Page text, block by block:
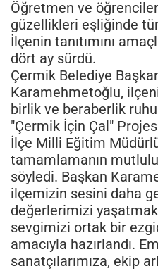
Öğretmen ve
güzellikleri eşliğinde
İlçenin tanıtımını
dört ay sürdü.
Çermik Belediye
Karamehmetoğlu,
birlik ve beraberlik
"Çermik İçin Çal"
İlçe Milli Eğitim
tamamlamanın
söyledi. Başkan
ilçemizin sesini daha
değerlerimizi
sevgimizi ortak bir
amacıyla hazırlandı.
sanatçılarımıza, ekip